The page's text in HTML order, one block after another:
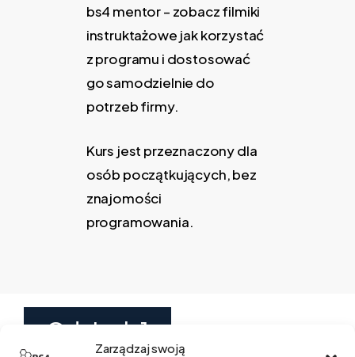
Zarządzaj swoją
bs4 mentor – zobacz filmiki
instruktażowe jak korzystać
z programu i dostosować
go samodzielnie do
potrzeb firmy.
Kurs jest przeznaczony dla
osób początkujących, bez
znajomości
programowania.
Odcinek 1